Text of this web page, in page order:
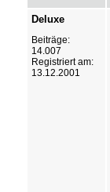
Deluxe
Beiträge:
14.007
Registriert am:
13.12.2001